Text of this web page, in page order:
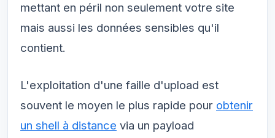
mettant en péril non seulement votre site
mais aussi les données sensibles qu'il
contient.
L'exploitation d'une faille d'upload est
souvent le moyen le plus rapide pour obtenir
un shell à distance via un payload